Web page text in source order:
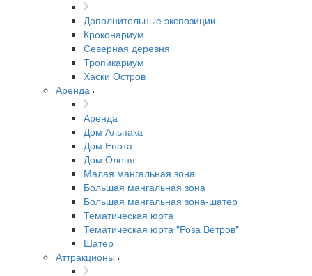
Дополнительные экспозиции
Кроконариум
Северная деревня
Тропикариум
Хаски Остров
Аренда
Аренда
Дом Альпака
Дом Енота
Дом Оленя
Малая мангальная зона
Большая мангальная зона
Большая мангальная зона-шатер
Тематическая юрта
Тематическая юрта "Роза Ветров"
Шатер
Аттракционы